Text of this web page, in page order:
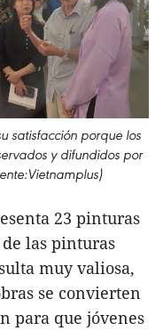
satisfacción porque los
y difundidos por
23 pinturas
las pinturas
muy valiosa,
se convierten
para que jóvenes